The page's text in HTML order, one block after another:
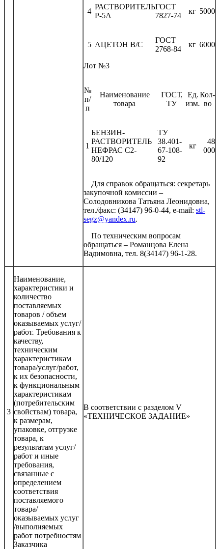
4
РАСТВОРИТЕЛЬ
Р-5А
ГОСТ
7827-74
кг 5000
5 АЦЕТОН В/С
ГОСТ
2768-84
кг 6000
Лот №3
№
п/
п
Наименование
товара
ГОСТ,
ТУ
Ед.
изм.
Кол-
во
1
БЕНЗИН-
РАСТВОРИТЕЛЬ
НЕФРАС С2-
80/120
ТУ
38.401-
67-108-
92
кг
48
000
Для справок обращаться: секретарь
закупочной комиссии –
Солодовникова Татьяна Леонидовна,
тел./факс: (34147) 96-0-44, e-mail: stl-
segz@yandex.ru.
По техническим вопросам
обращаться – Романцова Елена
Вадимовна, тел. 8(34147) 96-1-28.
3
Наименование,
характеристики и
количество
поставляемых
товаров / объем
оказываемых услуг/
работ. Требования к
качеству,
техническим
характеристикам
товара/услуг/работ,
к их безопасности,
к функциональным
характеристикам
(потребительским
свойствам) товара,
к размерам,
упаковке, отгрузке
товара, к
результатам услуг/
работ и иные
требования,
связанные с
определением
соответствия
поставляемого
товара/
оказываемых услуг
/выполняемых
работ потребностям
Заказчика
В соответствии с разделом V
«ТЕХНИЧЕСКОЕ ЗАДАНИЕ»